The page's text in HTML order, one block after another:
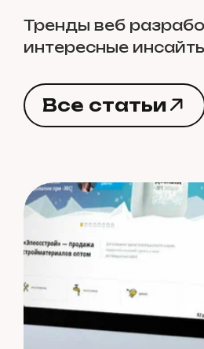
Тренды веб
интересные
Все статьи
Все статьи